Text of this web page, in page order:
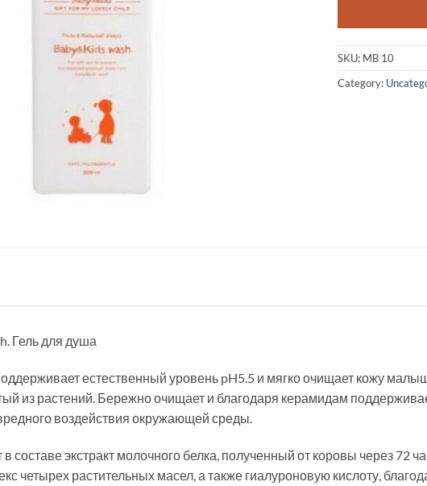
SKU: MB 10
Category:
Гель для душа
естественный уровень pH5.5 и мягко очищает кожу
из растений. Бережно очищает и благодаря керамидам
воздействия окружающей среды.
составе экстракт молочного белка, полученный от коровы через 72
четырех растительных масел, а также гиалуроновую кислоту,